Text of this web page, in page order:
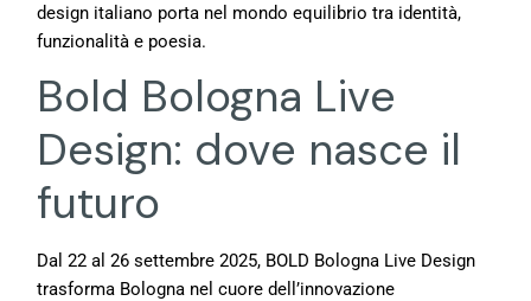
design italiano porta nel mondo equilibrio tra identità,
funzionalità e poesia.
Bold Bologna Live
Design: dove nasce il
futuro
Dal 22 al 26 settembre 2025, BOLD Bologna Live Design
trasforma Bologna nel cuore dell’innovazione